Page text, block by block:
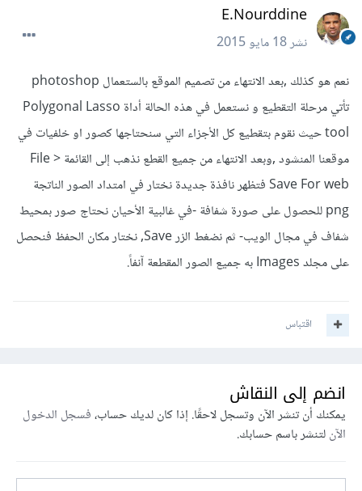
E.Nourddine
نشر18 مايو 2015
نعم هو كذلك ,بعد الانتهاء من تصميم الموقع بالستعمال photoshop
تأتي مرحلة التقطيع و نستعمل في هذه الحالة أداة Polygonal Lasso
tool حيث نقوم بتقطيع كل الأجزاء التي سنحتاجها كصور او خلفيات في
موقعنا المنشود ,وبعد الانتهاء من جميع القطع نذهب إلى القائمة File >
Save For web فتظهر نافذة جديدة نختار في امتداد الصور الناتجة
png للحصول على صورة شفافة -في غالبية الأحيان نحتاج صور بمحيط
شفاف في مجال الويب- ثم نضغط الزر Save, نختار مكان الحفظ فنحصل
على مجلد Images به جميع الصور المقطعة آنفاً.
اقتباس
انضم إلى النقاش
يمكنك أن تنشر الآن وتسجل لاحقًا. إذا كان لديك حساب،فسجل الدخول
الآنلتنشر باسم حسابك.